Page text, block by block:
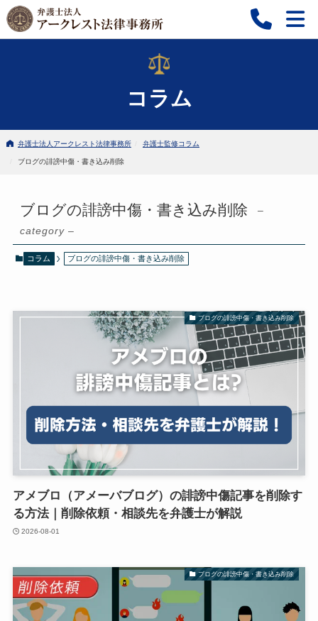
コラム
弁護士法人アークレスト法律事務所 弁護士監修コラム
ブログの誹謗中傷・書き込み削除
ブログの誹謗中傷・書き込み削除
–
category –
コラム ブログの誹謗中傷・書き込み削除
ブログの誹謗中傷・書き込み削除
アメブロ（アメーバブログ）の誹謗中傷記事を削除す
る方法｜削除依頼・相談先を弁護士が解説
2026-08-01
ブログの誹謗中傷・書き込み削除